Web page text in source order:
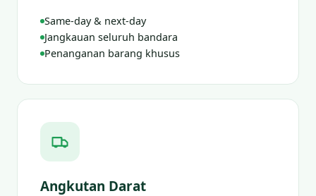
Same-day & next-day
Jangkauan seluruh bandara
Penanganan barang khusus
Angkutan Darat